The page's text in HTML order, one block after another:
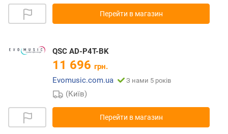
Перейти в магазин
QSC AD-P4T-BK
11 696 грн.
Evomusic.com.ua
З нами 5 років
(Київ)
Перейти в магазин